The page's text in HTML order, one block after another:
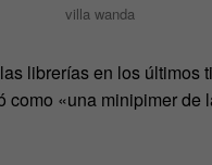
villa wanda
librerías en los últimos
como «una minipimer de